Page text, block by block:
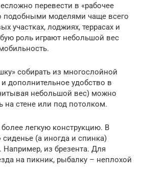
перевести в «рабочее
подобными моделями чаще всего
участках, лоджиях, террасах и
роль играют небольшой вес
собирать из многослойной
дополнительное удобство в
небольшой вес) можно
на стене или под потолком.
легкую конструкцию. В
сиденье (а иногда и спинка)
Например, из брезента. Для
на пикник, рыбалку – неплохой